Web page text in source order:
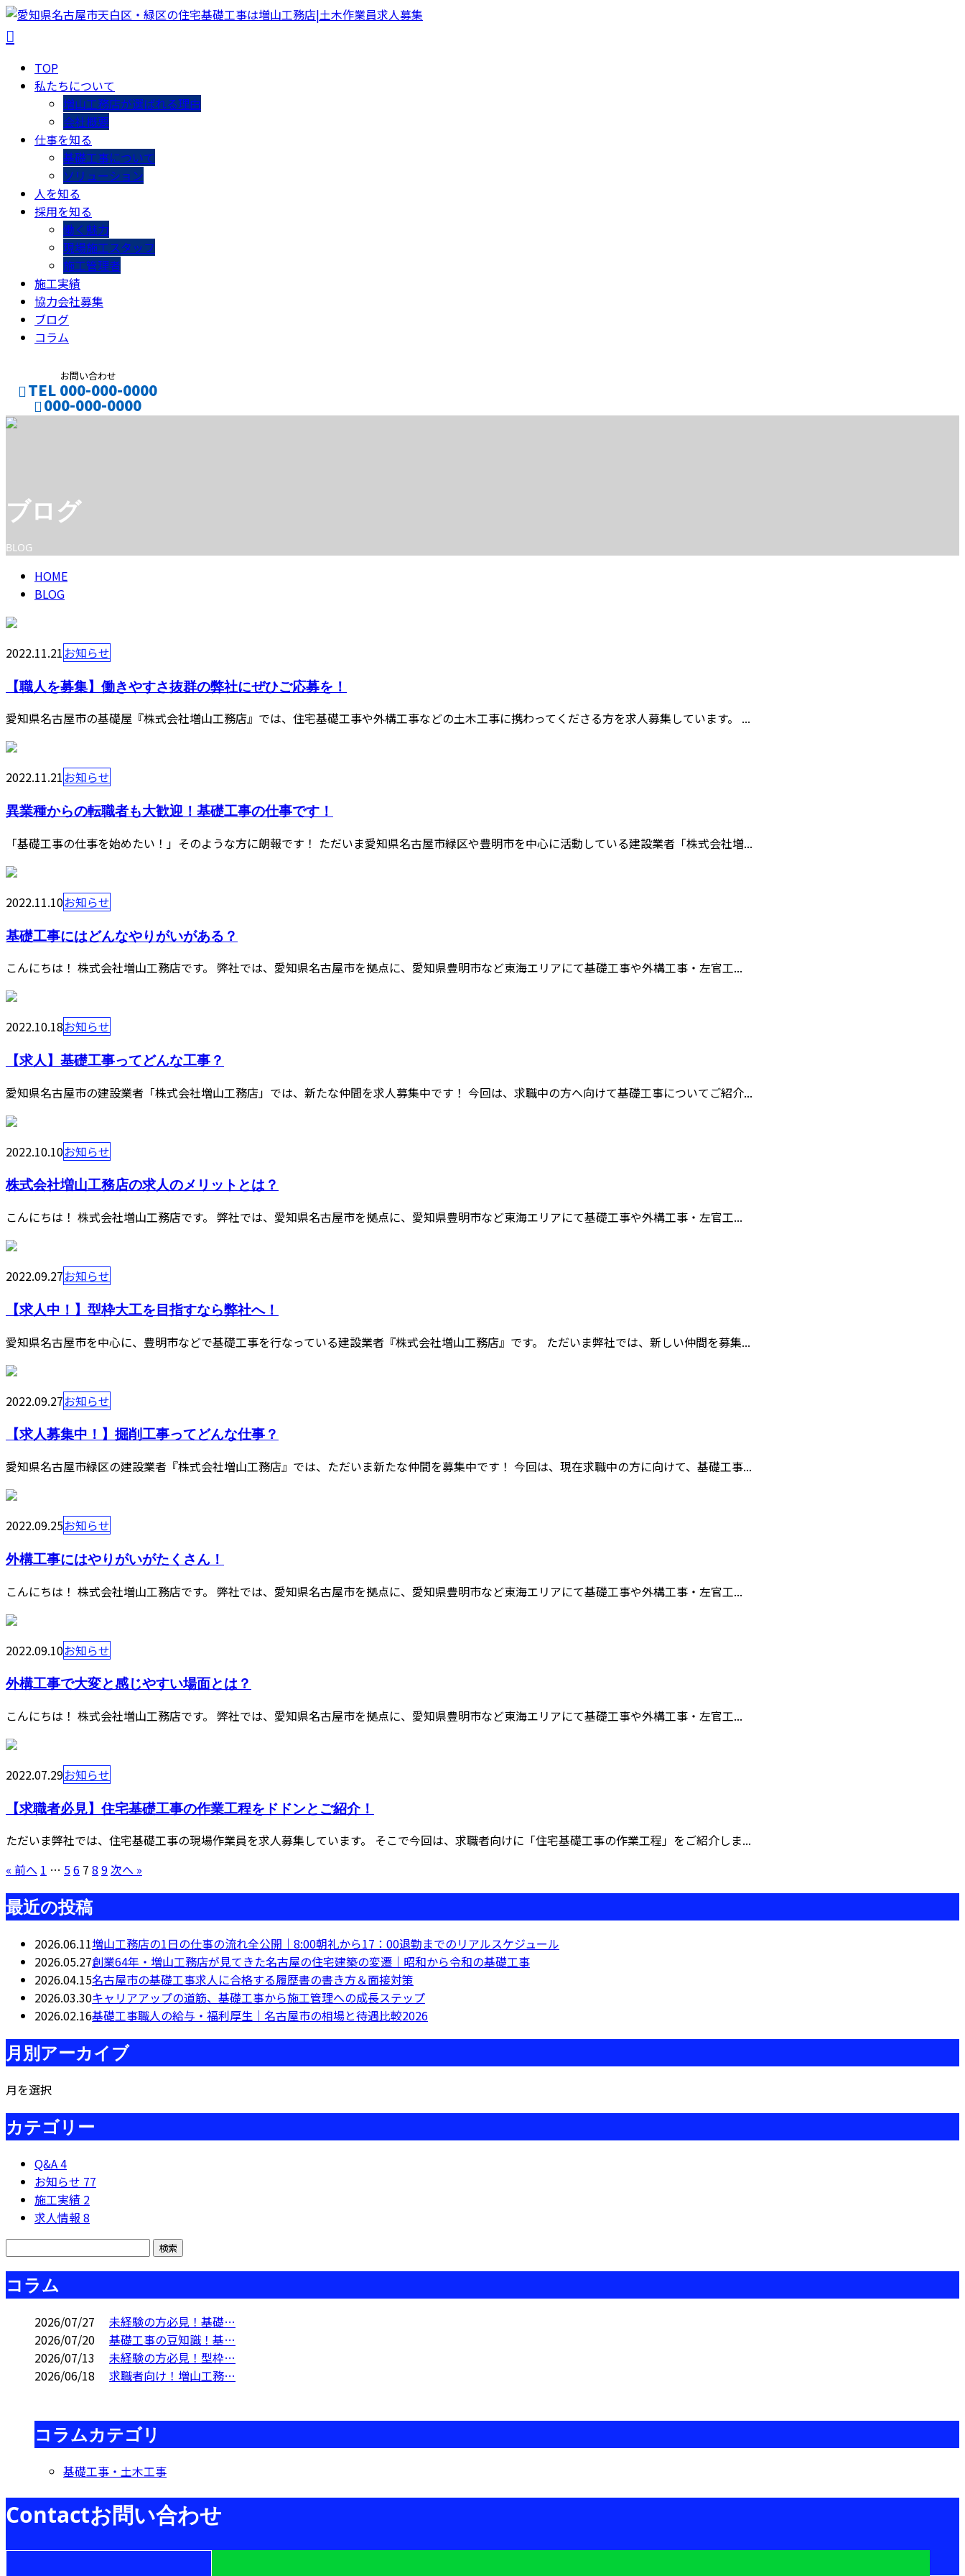
TOP
私たちについて
増山工務店が選ばれる理由
会社概要
仕事を知る
基礎工事について
ソリューション
人を知る
採用を知る
働く魅力
現場施工スタッフ
施工管理者
施工実績
協力会社募集
ブログ
コラム
お問い合わせ
TEL 000-000-0000
000-000-0000
ブログ
BLOG
HOME
BLOG
2022.11.21お知らせ
【職人を募集】働きやすさ抜群の弊社にぜひご応募を！
愛知県名古屋市の基礎屋『株式会社増山工務店』では、住宅基礎工事や外構工事などの土木工事に携わってくださる方を求人募集しています。 ...
2022.11.21お知らせ
異業種からの転職者も大歓迎！基礎工事の仕事です！
「基礎工事の仕事を始めたい！」そのような方に朗報です！ ただいま愛知県名古屋市緑区や豊明市を中心に活動している建設業者「株式会社増...
2022.11.10お知らせ
基礎工事にはどんなやりがいがある？
こんにちは！ 株式会社増山工務店です。 弊社では、愛知県名古屋市を拠点に、愛知県豊明市など東海エリアにて基礎工事や外構工事・左官工...
2022.10.18お知らせ
【求人】基礎工事ってどんな工事？
愛知県名古屋市の建設業者「株式会社増山工務店」では、新たな仲間を求人募集中です！ 今回は、求職中の方へ向けて基礎工事についてご紹介...
2022.10.10お知らせ
株式会社増山工務店の求人のメリットとは？
こんにちは！ 株式会社増山工務店です。 弊社では、愛知県名古屋市を拠点に、愛知県豊明市など東海エリアにて基礎工事や外構工事・左官工...
2022.09.27お知らせ
【求人中！】型枠大工を目指すなら弊社へ！
愛知県名古屋市を中心に、豊明市などで基礎工事を行なっている建設業者『株式会社増山工務店』です。 ただいま弊社では、新しい仲間を募集...
2022.09.27お知らせ
【求人募集中！】掘削工事ってどんな仕事？
愛知県名古屋市緑区の建設業者『株式会社増山工務店』では、ただいま新たな仲間を募集中です！ 今回は、現在求職中の方に向けて、基礎工事...
2022.09.25お知らせ
外構工事にはやりがいがたくさん！
こんにちは！ 株式会社増山工務店です。 弊社では、愛知県名古屋市を拠点に、愛知県豊明市など東海エリアにて基礎工事や外構工事・左官工...
2022.09.10お知らせ
外構工事で大変と感じやすい場面とは？
こんにちは！ 株式会社増山工務店です。 弊社では、愛知県名古屋市を拠点に、愛知県豊明市など東海エリアにて基礎工事や外構工事・左官工...
2022.07.29お知らせ
【求職者必見】住宅基礎工事の作業工程をドドンとご紹介！
ただいま弊社では、住宅基礎工事の現場作業員を求人募集しています。 そこで今回は、求職者向けに「住宅基礎工事の作業工程」をご紹介しま...
« 前へ 1 … 56 7 8 9次へ »
最近の投稿
2026.06.11増山工務店の1日の仕事の流れ全公開｜8:00朝礼から17：00退勤までのリアルスケジュール
2026.05.27創業64年・増山工務店が見てきた名古屋の住宅建築の変遷｜昭和から令和の基礎工事
2026.04.15名古屋市の基礎工事求人に合格する履歴書の書き方＆面接対策
2026.03.30キャリアアップの道筋、基礎工事から施工管理への成長ステップ
2026.02.16基礎工事職人の給与・福利厚生｜名古屋市の相場と待遇比較2026
月別アーカイブ
月を選択
カテゴリー
Q&A4
お知らせ 77
施工実績 2
求人情報 8
コラム
2026/07/27
未経験の方必見！基礎…
2026/07/20
基礎工事の豆知識！基…
2026/07/13
未経験の方必見！型枠…
2026/06/18
求職者向け！増山工務…
コラムカテゴリ
基礎工事・土木工事
Contactお問い合わせ